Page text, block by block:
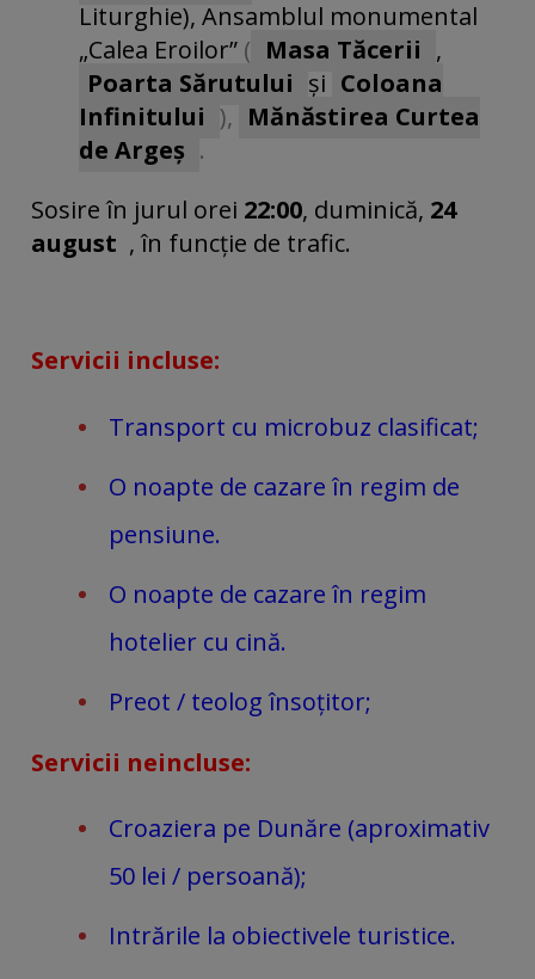
Liturghie), Ansamblul monumental
„Calea Eroilor” ( Masa Tăcerii ,
Poarta Sărutului și Coloana
Infinitului ), Mănăstirea Curtea
de Argeș .
Sosire în jurul orei 22:00, duminică, 24
august , în funcție de trafic.
Servicii incluse:
Transport cu microbuz clasificat;
O noapte de cazare în regim de
pensiune.
O noapte de cazare în regim
hotelier cu cină.
Preot / teolog însoțitor;
Servicii neincluse:
Croaziera pe Dunăre (aproximativ
50 lei / persoană);
Intrările la obiectivele turistice.